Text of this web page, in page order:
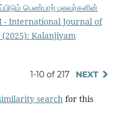
பெண்பாற் புலவர்களின்
- International Journal of
Kalanjiyam
1-10 of 217 NEXT
search for this